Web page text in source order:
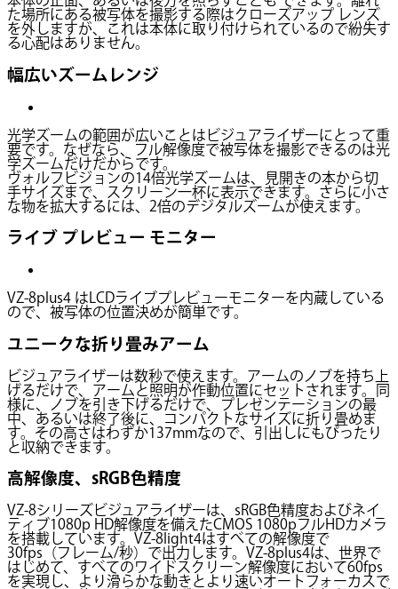
た場所にある被写体を撮影する際はクローズアップ レンズ
を外しますが、これは本体に取り付けられているので紛失す
る心配はありません。
幅広いズームレンジ
光学ズームの範囲が広いことはビジュアライザーにとって重
要です。なぜなら、フル解像度で被写体を撮影できるのは光
学ズームだけだからです。
ヴォルフビジョンの14倍光学ズームは、見開きの本から切
手サイズまで、スクリーン一杯に表示できます。さらに小さ
な物を拡大するには、2倍のデジタルズームが使えます。
ライブ プレビュー モニター
VZ-8plus4 はLCDライブプレビューモニターを内蔵している
ので、被写体の位置決めが簡単です。
ユニークな折り畳みアーム
ビジュアライザーは数秒で使えます。アームのノブを持ち上
げるだけで、アームと照明が作動位置にセットされます。同
様に、ノブを引き下げるだけで、プレゼンテーションの最
中、あるいは終了後に、コンパクトなサイズに折り畳めま
す。その高さはわずか137mmなので、引出しにもぴったり
と収納できます。
高解像度、sRGB色精度
VZ-8シリーズビジュアライザーは、sRGB色精度およびネイ
ティブ1080p HD解像度を備えたCMOS 1080pフルHDカメラ
を搭載しています。VZ-8light4はすべての解像度で
30fps（フレーム/秒）で出力します。VZ-8plus4は、世界で
はじめて、すべてのワイドスクリーン解像度において60fps
を実現し、より滑らかな動きとより速いオートフォーカスで